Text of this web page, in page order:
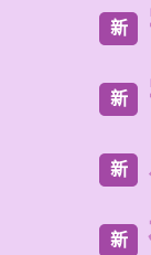
新
新
新
新